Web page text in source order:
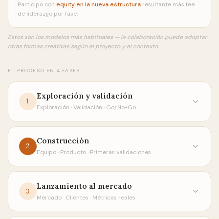
Participo conequity en la nueva estructura resultante más fee
de liderazgo por fase.
Estos son los modelos más habituales — la colaboración puede adoptar
otras formas creativas según el proyecto y el contexto.
EL PROCESO EN 4 FASES
1
Exploración y validación
Exploración · Validación · Go/No-Go
2
Construcción
Equipo · Producto · Primeras validaciones
3
Lanzamiento al mercado
Mercado · Clientes · Métricas reales